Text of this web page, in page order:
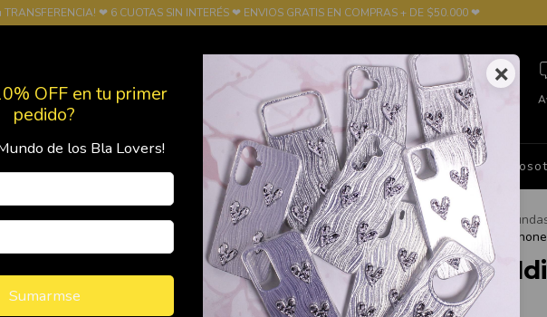
❤ 6 CUOTAS SIN INTERÉS ❤ ENVIOS GRATIS EN COMPRAS + DE $50.000 ❤
Política de Devolución FRANQUICIAS Hablá con
Inicio > FUNDAS
> Funda Wildie Girl
Funda
Iphone 13
×
OFF en tu primer
pedido?
de los Bla Lovers!
Sumarmse